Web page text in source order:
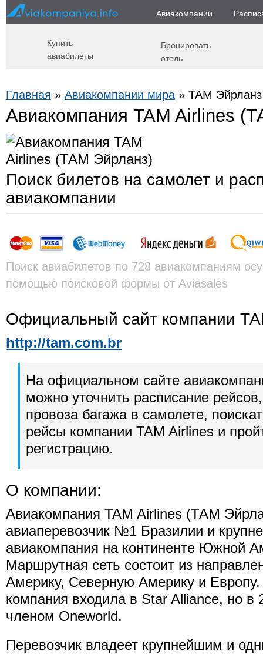
Авиакомпании
Купить
авиабилеты
Бронировать
отель
Главная » Авиакомпании мира » ТАМ Эйрланз
Авиакомпания TAM Airlines
Поиск билетов на самолет и
авиакомпании
Поиск авиабилетов по 728 авиакомпаниям
помощью поисковой формы от Aviasales
Официальный сайт компании
http://tam.com.br
На официальном сайте
можно уточнить расписание
провоза багажа в самолете,
рейсы компании TAM Airlines и
регистрацию.
О компании:
Авиакомпания TAM Airlines (ТАМ
авиаперевозчик №1 Бразилии и
авиакомпания на континенте Южной
Маршрутная сеть состоит из
Америку, Северную Америку и
компания входила в Star Alliance, но в
членом Oneworld.
Перевозчик владеет крупнейшим и